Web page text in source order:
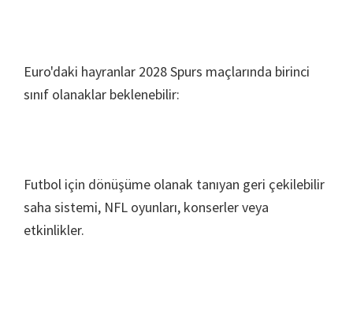
Euro'daki hayranlar 2028 Spurs maçlarında birinci
sınıf olanaklar beklenebilir:
Futbol için dönüşüme olanak tanıyan geri çekilebilir
saha sistemi, NFL oyunları, konserler veya
etkinlikler.